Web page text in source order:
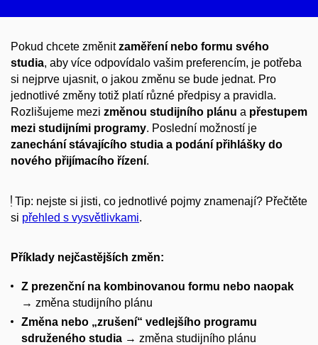
Pokud chcete změnitzaměření nebo formu svého
studia, aby více odpovídalo vašim preferencím, je potřeba
si nejprve ujasnit, o jakou změnu se bude jednat. Pro
jednotlivé změny totiž platí různé předpisy a pravidla.
Rozlišujeme mezi změnou studijního plánu a přestupem
mezi studijními programy. Poslední možností je
zanechání stávajícího studia a podání přihlášky do
nového přijímacího řízení.
Tip: nejste si jisti, co jednotlivé pojmy znamenají? Přečtěte
si přehled s vysvětlivkami.
Příklady nejčastějších změn:
Z prezenční na kombinovanou formu nebo naopak
→ změna studijního plánu
Změna nebo „zrušení“ vedlejšího programu
sdruženého studia → změna studijního plánu